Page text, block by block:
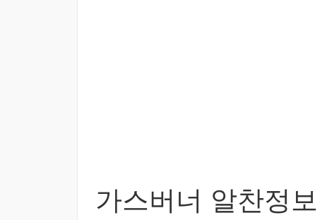
가스버너 알찬정보